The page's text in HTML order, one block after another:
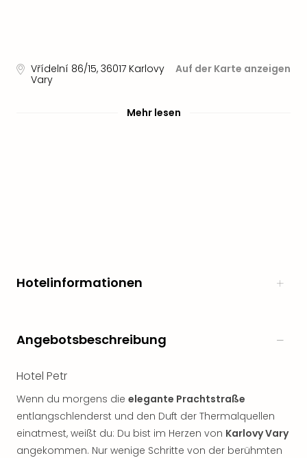
Vřídelní 86/15, 36017 Karlovy
Vary
Auf der Karte anzeigen
Mehr lesen
Hotelinformationen
Angebotsbeschreibung
Hotel Petr
Wenn du morgens die elegante Prachtstraße
entlangschlenderst und den Duft der Thermalquellen
einatmest, weißt du: Du bist im Herzen von Karlovy Vary
angekommen. Nur wenige Schritte von der berühmten